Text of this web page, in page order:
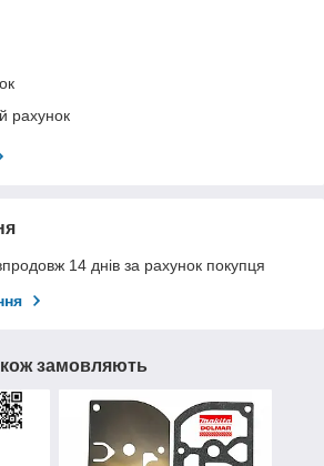
рахунок
14 днів за рахунок покупця
замовляють